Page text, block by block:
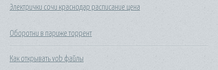
Электрички сочи краснодар расписание цена
Оборотни в париже торрент
Как открывать vob файлы